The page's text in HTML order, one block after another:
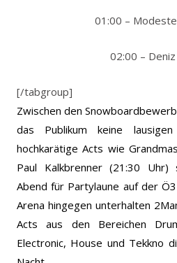
01:00 –
02:00 –
[/tabgroup]
Zwischen den
das Publikum keine
hochkarätige Acts wie
Paul Kalkbrenner (21:30
Abend für Partylaune auf der
Arena hingegen unterhalten
Acts aus den Bereichen
Electronic, House und Tekkno